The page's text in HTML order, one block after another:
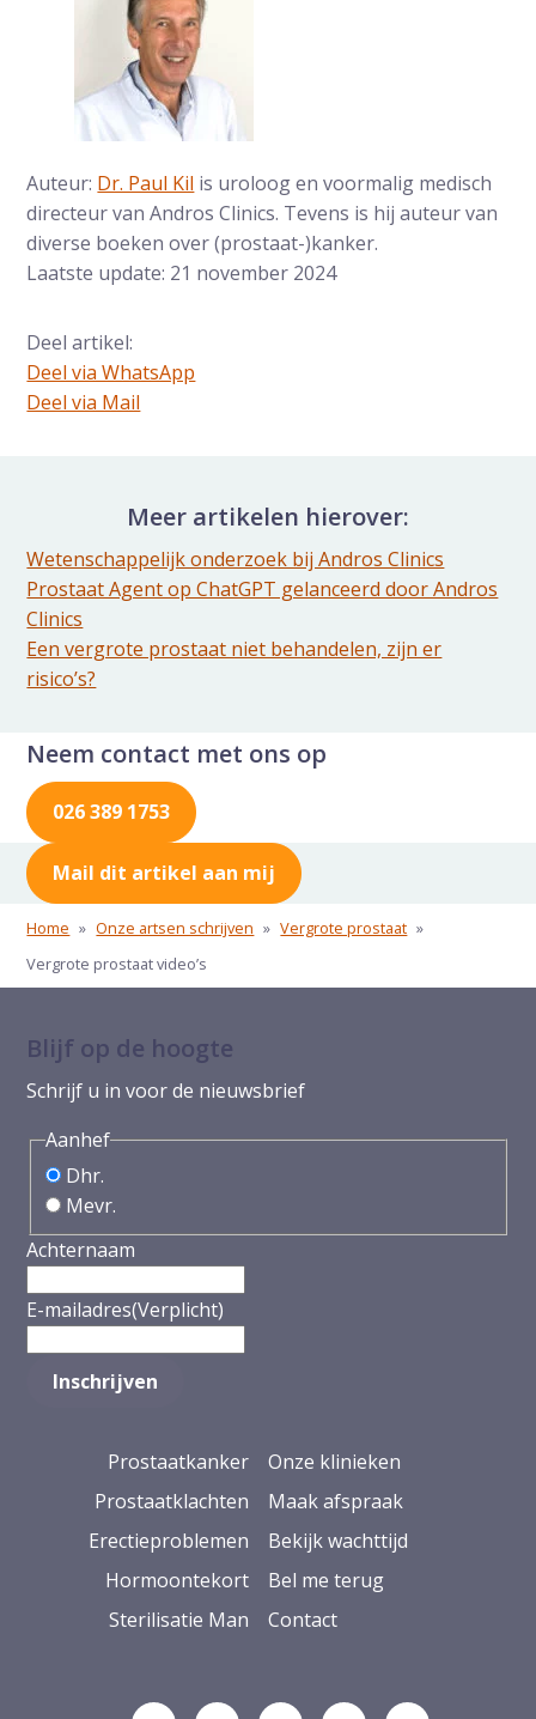
Auteur: Dr. Paul Kil is uroloog en voormalig medisch
directeur van Andros Clinics. Tevens is hij auteur van
diverse boeken over (prostaat-)kanker.
Laatste update: 21 november 2024
Deel artikel:
Deel via WhatsApp
Deel dit via Whatsapp
Deel via Mail
Meer artikelen hierover:
Wetenschappelijk onderzoek bij Andros Clinics
Prostaat Agent op ChatGPT gelanceerd door Andros
Clinics
Een vergrote prostaat niet behandelen, zijn er
risico’s?
Neem contact met ons op
026 389 1753
Mail dit artikel aan mij
Home » Onze artsen schrijven » Vergrote prostaat »
Vergrote prostaat video’s
Blijf op de hoogte
Schrijf u in voor de nieuwsbrief
Aanhef
Dhr.
Mevr.
Achternaam
E-mailadres(Verplicht)
Prostaatkanker
Prostaatklachten
Erectieproblemen
Hormoontekort
Sterilisatie Man
Onze klinieken
Maak afspraak
Bekijk wachttijd
Bel me terug
Contact